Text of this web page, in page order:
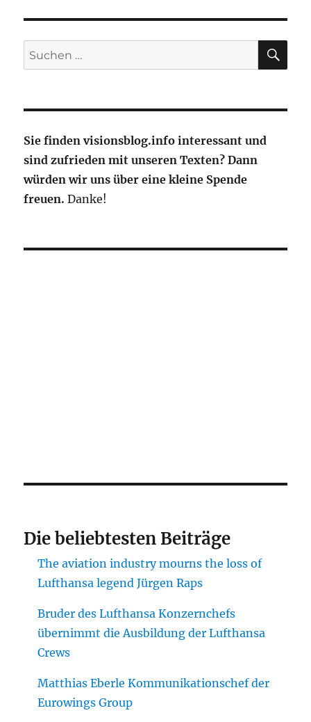
Suche
nach:
Sie finden visionsblog.info interessant und
sind zufrieden mit unseren Texten? Dann
würden wir uns über eine kleine Spende
freuen. Danke!
Die beliebtesten Beiträge
The aviation industry mourns the loss of
Lufthansa legend Jürgen Raps
Bruder des Lufthansa Konzernchefs
übernimmt die Ausbildung der Lufthansa
Crews
Matthias Eberle Kommunikationschef der
Eurowings Group